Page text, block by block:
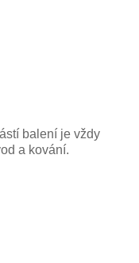
balení je vždy
a kování.